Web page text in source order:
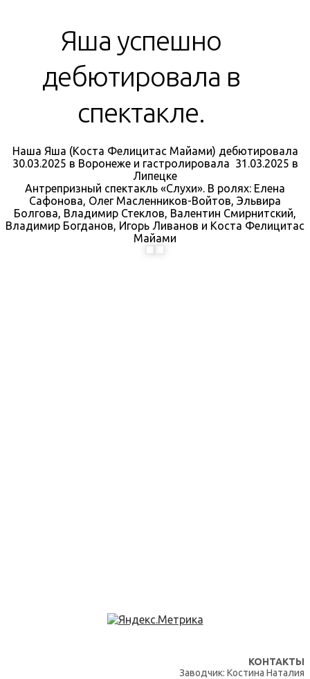
Яша успешно
дебютировала в
спектакле.
Наша Яша (Коста Фелицитас Майами) дебютировала
30.03.2025 в Воронеже и гастролировала 31.03.2025 в
Липецке
Антрепризный спектакль «Слухи». В ролях: Елена
Сафонова, Олег Масленников-Войтов, Эльвира
Болгова, Владимир Стеклов, Валентин Смирнитский,
Владимир Богданов, Игорь Ливанов и Коста Фелицитас
Майами
КОНТАКТЫ
Заводчик: Костина Наталия